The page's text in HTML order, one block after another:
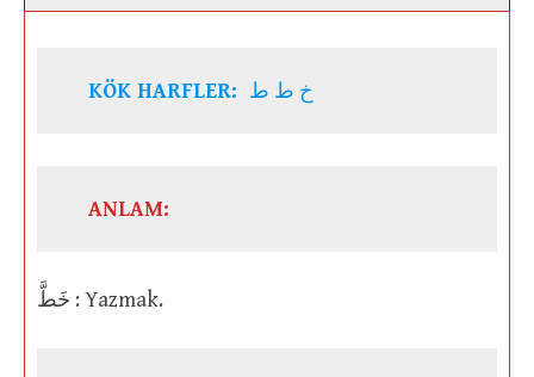
KÖK HARFLER: خ ط ط
ANLAM:
خَطَّ : Yazmak.